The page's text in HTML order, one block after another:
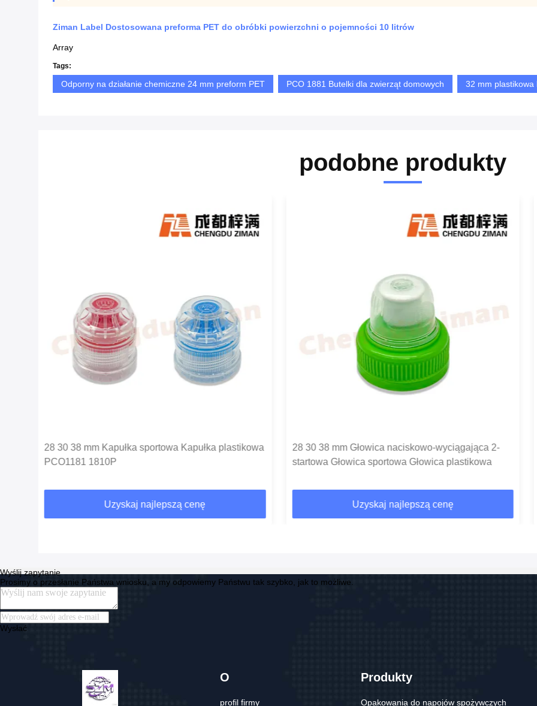
Ziman Label Dostosowana preforma PET do obróbki powierzchni o pojemności 10 litrów
Array
Tags:
Odporny na działanie chemiczne 24 mm preform PET PCO 1881 Butelki dla zwierząt domowych 32 mm plastikowa
podobne produkty
28 30 38 mm Kapułka sportowa Kapułka plastikowa
PCO1181 1810P
Uzyskaj najlepszą cenę
28 30 38 mm Głowica naciskowo-wyciągająca 2-
startowa Głowica sportowa Głowica plastikowa
Uzyskaj najlepszą cenę
Wyślij zapytanie
Prosimy o przesłanie Państwa wniosku, a my odpowiemy Państwu tak szybko, jak to możliwe.
Wysłać
O
profil firmy
Produkty
Opakowania do napojów spożywczych